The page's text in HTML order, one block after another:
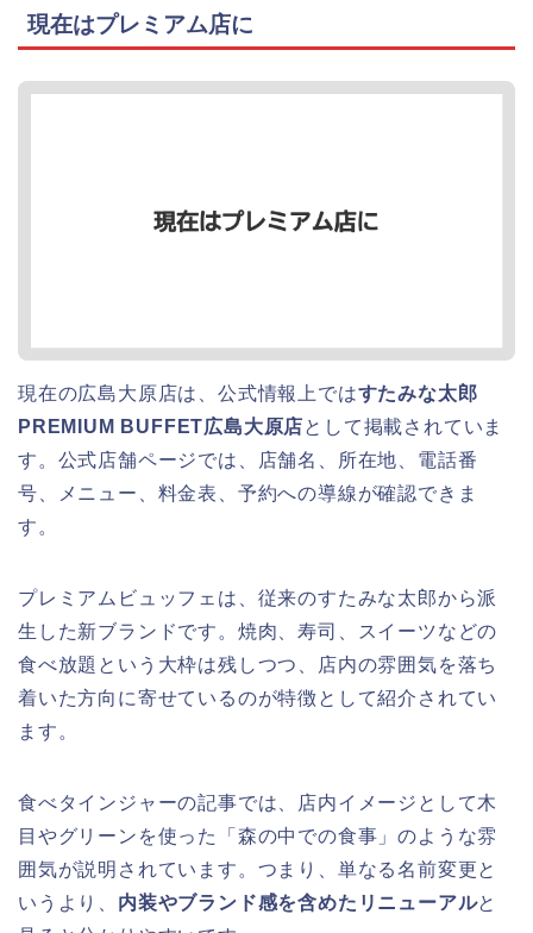
現在はプレミアム店に
現在の広島大原店は、公式情報上ではすたみな太郎
PREMIUM BUFFET広島大原店として掲載されていま
す。公式店舗ページでは、店舗名、所在地、電話番
号、メニュー、料金表、予約への導線が確認できま
す。
プレミアムビュッフェは、従来のすたみな太郎から派
生した新ブランドです。焼肉、寿司、スイーツなどの
食べ放題という大枠は残しつつ、店内の雰囲気を落ち
着いた方向に寄せているのが特徴として紹介されてい
ます。
食べタインジャーの記事では、店内イメージとして木
目やグリーンを使った「森の中での食事」のような雰
囲気が説明されています。つまり、単なる名前変更と
いうより、 内装やブランド感を含めたリニューアルと